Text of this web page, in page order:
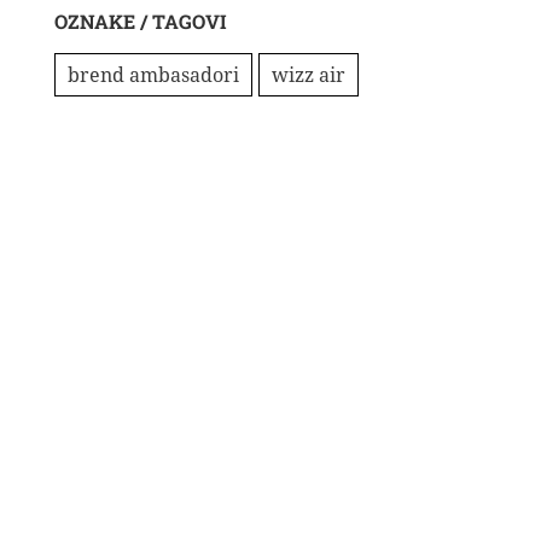
OZNAKE / TAGOVI
brend ambasadori wizz air